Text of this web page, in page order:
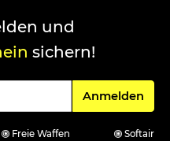
und
sichern!
Für den
Anmelden
Freie Waffen
Softair